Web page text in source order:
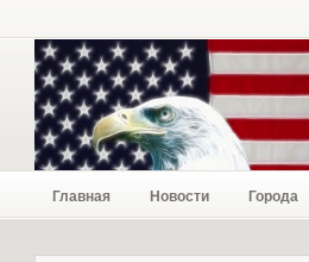
Главная Новости Города